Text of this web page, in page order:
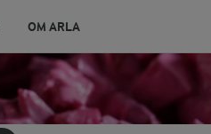
OM ARLA